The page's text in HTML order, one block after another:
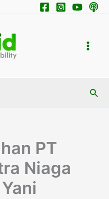
PT
Niaga